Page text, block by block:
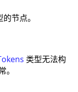
的节点。
类型无法构
。